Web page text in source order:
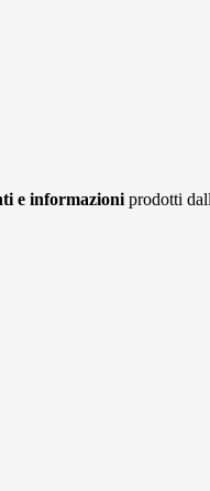
e informazioni prodotti